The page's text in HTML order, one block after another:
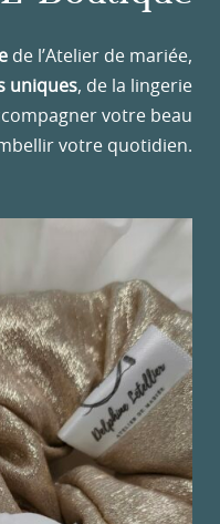
de l’Atelier de mariée,
uniques, de la lingerie
votre beau
votre quotidien.